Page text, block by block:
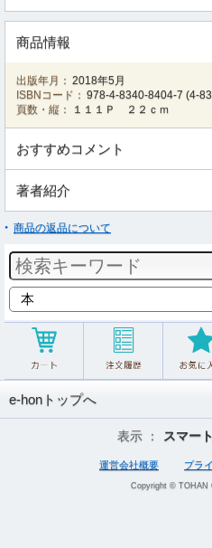
商品情報
出版年月： 2018年5月
ISBNコード： 978-4-8340-8404-7 (4-
頁数・縦：
１１１Ｐ ２２ｃｍ
おすすめコメント
著者紹介
商品の返品について
e-honトップへ
表示 ： スマー
運営会社概要 プラ
Copyright © TOHAN